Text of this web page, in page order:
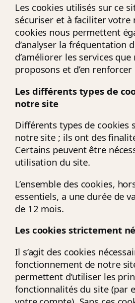
Les cookies utilisés sur ce
sécuriser et à faciliter votre
cookies nous permettent
d’analyser la fréquentation
d’améliorer les services que
proposons et d’en
Les différents types de
notre site
Différents types de cookies
notre site ; ils ont des
Certains peuvent être
utilisation du site.
L’ensemble des cookies,
essentiels, a une durée de
de 12 mois.
Les cookies strictement
Il s’agit des cookies
fonctionnement de notre
permettent d’utiliser les
fonctionnalités du site (par